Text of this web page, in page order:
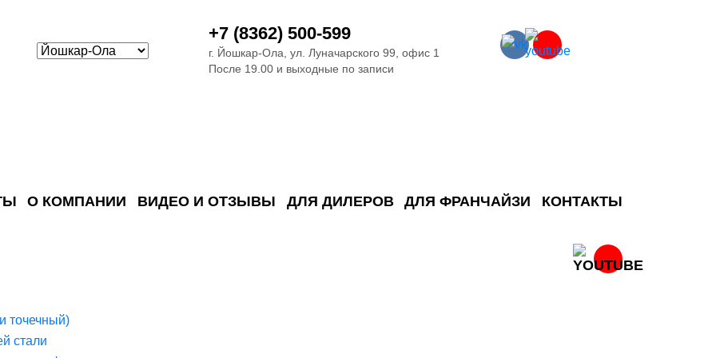
+7 (8362) 500-599
г. Йошкар-Ола, ул. Луначарского 99, офис 1
После 19.00 и выходные по записи
О КОМПАНИИ ВИДЕО И ОТЗЫВЫ ДЛЯ ДИЛЕРОВ ДЛЯ ФРАНЧАЙЗИ КОНТАКТЫ
точечный)
стали